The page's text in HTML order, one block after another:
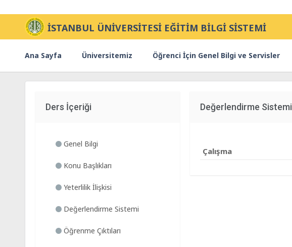
İSTANBUL ÜNİVERSİTESİ EĞİTİM BİLGİ SİSTEMİ
Ana Sayfa Üniversitemiz Öğrenci İçin Genel Bilgi ve Servisler
Ders İçeriği
Genel Bilgi
Konu Başlıkları
Yeterlilik İlişkisi
Değerlendirme Sistemi
Öğrenme Çıktıları
Değerlendirme Sistemi
Çalışma